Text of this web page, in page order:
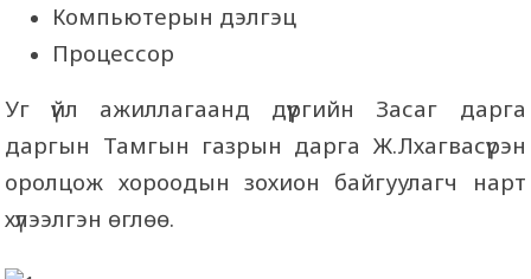
Компьютерын дэлгэц
Процессор
Уг үйл ажиллагаанд дүүргийн Засаг дарга
даргын Тамгын газрын дарга Ж.Лхагвасүрэн
оролцож хороодын зохион байгуулагч нарт
хүлээлгэн өглөө.